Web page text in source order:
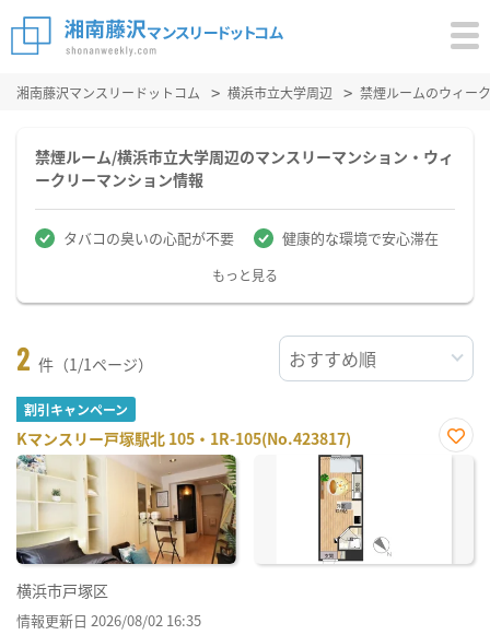
湘南藤沢マンスリードットコム 横浜市立大学周辺 禁煙ルームのウィー
禁煙ルーム/横浜市立大学周辺のマンスリーマンション・ウィ
ークリーマンション情報
タバコの臭いの心配が不要 健康的な環境で安心滞在
もっと見る
2 件（1/1ページ）
割引キャンペーン
Kマンスリー戸塚駅北 105・1R-105(No.423817)
お気
横浜市戸塚区
情報更新日 2026/08/02 16:35